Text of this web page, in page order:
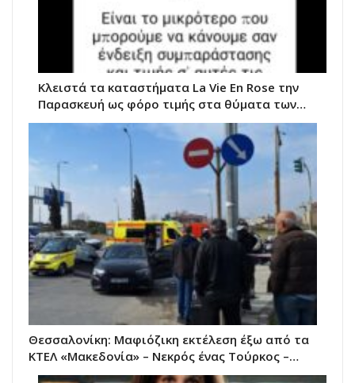
Κλειστά τα καταστήματα La Vie Εn Rose την
Παρασκευή ως φόρο τιμής στα θύματα των…
Θεσσαλονίκη: Μαφιόζικη εκτέλεση έξω από τα
ΚΤΕΛ «Μακεδονία» – Νεκρός ένας Τούρκος –…